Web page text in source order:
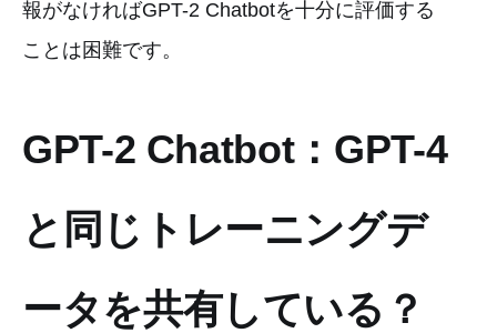
報がなければGPT-2 Chatbotを十分に評価する
ことは困難です。
GPT-2 Chatbot：GPT-4
と同じトレーニングデ
ータを共有している？